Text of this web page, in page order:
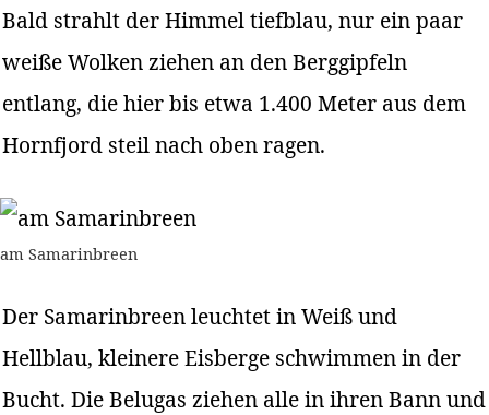
Bald strahlt der Himmel tiefblau, nur ein paar
weiße Wolken ziehen an den Berggipfeln
entlang, die hier bis etwa 1.400 Meter aus dem
Hornfjord steil nach oben ragen.
am Samarinbreen
Der Samarinbreen leuchtet in Weiß und
Hellblau, kleinere Eisberge schwimmen in der
Bucht. Die Belugas ziehen alle in ihren Bann und